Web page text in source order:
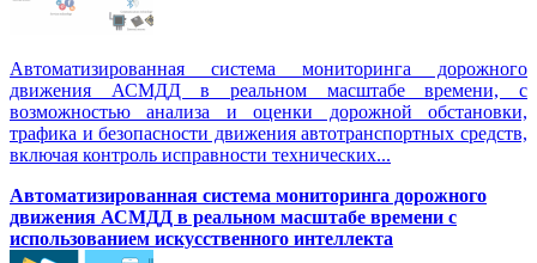
Автоматизированная система мониторинга дорожного
движения АСМДД в реальном масштабе времени, с
возможностью анализа и оценки дорожной обстановки,
трафика и безопасности движения автотранспортных средств,
включая контроль исправности технических...
Автоматизированная cистема мониторинга дорожного
движения АСМДД в реальном масштабе времени с
использованием искусственного интеллекта